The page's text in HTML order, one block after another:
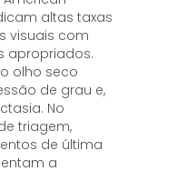
altas taxas
visuais com
apropriados.
olho seco
de grau e,
No
triagem,
de última
a